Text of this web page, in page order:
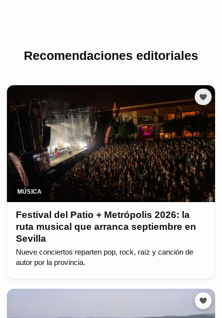
Recomendaciones editoriales
MÚSICA
Festival del Patio + Metrópolis 2026: la
ruta musical que arranca septiembre en
Sevilla
Nueve conciertos reparten pop, rock, raíz y canción de
autor por la provincia.